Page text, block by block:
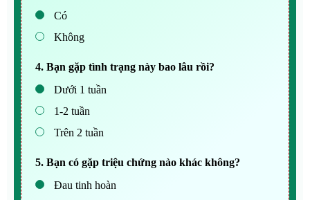
Có
Không
4. Bạn gặp tình trạng này bao lâu rồi?
Dưới 1 tuần
1-2 tuần
Trên 2 tuần
5. Bạn có gặp triệu chứng nào khác không?
Đau tinh hoàn